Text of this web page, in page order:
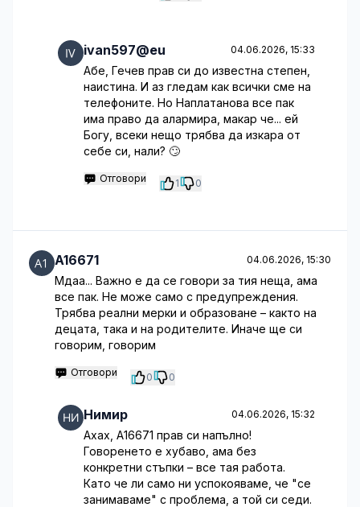
ivan597@eu 04.06.2026, 15:33
Абе, Гечев прав си до известна степен,
наистина. И аз гледам как всички сме на
телефоните. Но Наплатанова все пак
има право да алармира, макар че... ей
Богу, всеки нещо трябва да изкара от
себе си, нали? 🙄
Отговори 1 0
A16671 04.06.2026, 15:30
Мдаа... Важно е да се говори за тия неща, ама
все пак. Не може само с предупреждения.
Трябва реални мерки и образоване – както на
децата, така и на родителите. Иначе ще си
говорим, говорим
Отговори 0 0
Нимир 04.06.2026, 15:32
Ахах, A16671 прав си напълно!
Говоренето е хубаво, ама без
конкретни стъпки – все тая работа.
Като че ли само ни успокояваме, че "се
занимаваме" с проблема, а той си седи.